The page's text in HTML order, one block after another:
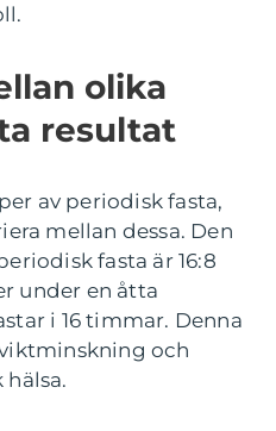
olika
resultat
av periodisk fasta,
mellan dessa. Den
fasta är 16:8
under en åtta
i 16 timmar. Denna
och